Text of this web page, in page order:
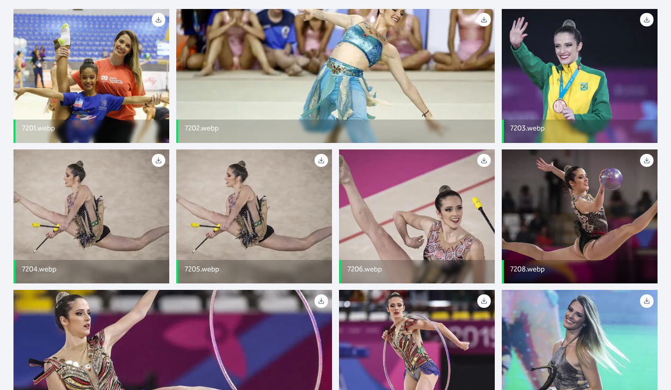
7201.webp 7202.webp 7203.webp
7204.webp 7205.webp 7206.webp 7208.webp